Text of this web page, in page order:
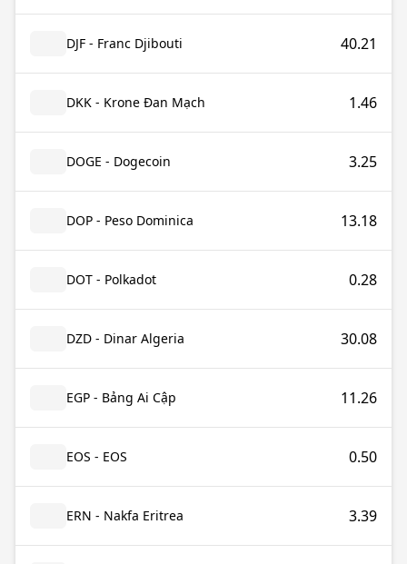
DJF - Franc Djibouti 40.21
DKK - Krone Đan Mạch 1.46
DOGE - Dogecoin 3.25
DOP - Peso Dominica 13.18
DOT - Polkadot 0.28
DZD - Dinar Algeria 30.08
EGP - Bảng Ai Cập 11.26
EOS - EOS 0.50
ERN - Nakfa Eritrea 3.39